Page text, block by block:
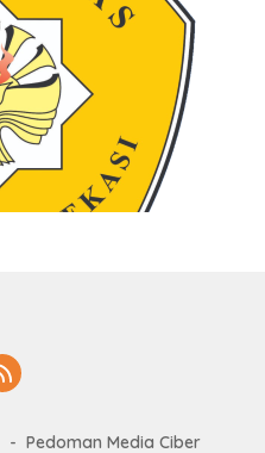
Pedoman Media Ciber